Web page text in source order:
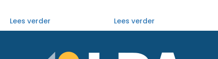
Lees verder Lees verder